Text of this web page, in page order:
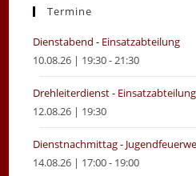
new
new
Termine
Dienstabend - Einsatzabteilung
10.08.26 | 19:30 - 21:30
Drehleiterdienst - Einsatzabteilung
12.08.26 | 19:30
Dienstnachmittag -
14.08.26 | 17:00 - 19:00